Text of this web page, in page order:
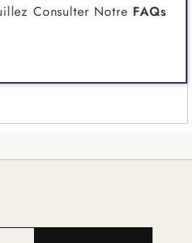
Consulter Notre FAQs